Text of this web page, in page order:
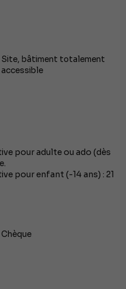
Site, bâtiment totalement
accessible
pour adulte ou ado (dès
pour enfant (-14 ans) : 21
Chèque